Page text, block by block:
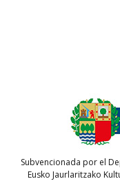
Subvencionada por el
Eusko Jaurlaritzako